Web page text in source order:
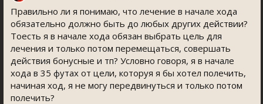
Правильно ли я понимаю, что лечение в начале хода
обязательно должно быть до любых других действии?
Тоесть я в начале хода обязан выбрать цель для
лечения и только потом перемещаться, совершать
действия бонусные и тп? Условно говоря, я в начале
хода в 35 футах от цели, которуя я бы хотел полечить,
начиная ход, я не могу передвинуться и только потом
полечить?